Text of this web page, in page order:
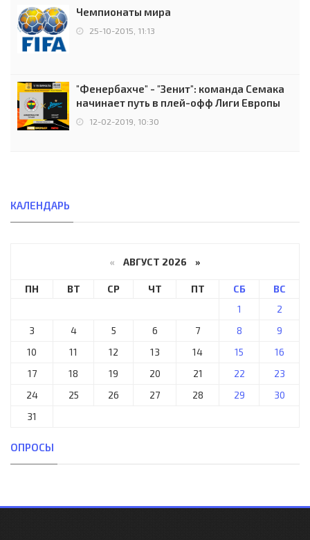
Чемпионаты мира
25-10-2015, 11:13
"Фенербахче" - "Зенит": команда Семака
начинает путь в плей-офф Лиги Европы
12-02-2019, 10:30
КАЛЕНДАРЬ
« АВГУСТ 2026 »
ПН ВТ СР ЧТ ПТ СБ
ВС
1
2
3
4 5 6 7 8
9
10
11 12 13 14 15
16
17
18 19 20 21 22
23
24
25 26 27 28 29
30
31
ОПРОСЫ